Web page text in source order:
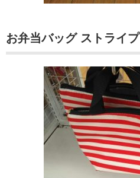
お弁当バッグ ストライプ